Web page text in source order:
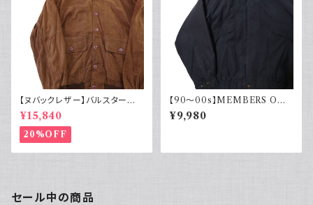
【ヌバックレザー】バルスター型
ブルゾンジャケット ヴァルスター
ヴィンテージ
¥15,840
20%OFF
【90～00s】MEMBERS ONL
Y メンバーズオンリー フェード
スエード ブルゾンジャケット ス
000年代
¥9,980
セール中の商品